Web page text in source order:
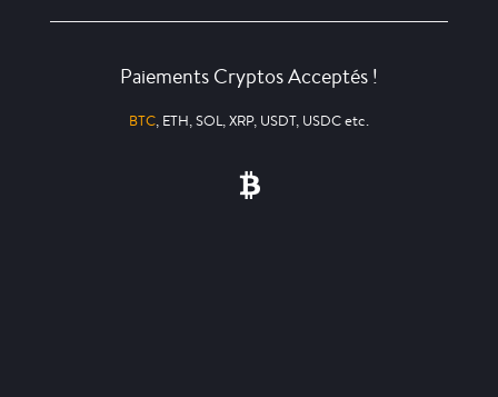
Paiements Cryptos Acceptés !
BTC, ETH, SOL, XRP, USDT, USDC etc.